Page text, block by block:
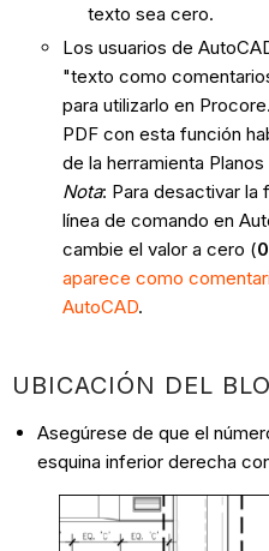
texto sea cero.
Los usuarios de
"texto como
para utilizarlo en
PDF con esta función
de la herramienta
Nota: Para desactivar la
línea de comando en
cambie el valor a cero (0
aparece como
AutoCAD.
UBICACIÓN DEL
Asegúrese de que el
esquina inferior derecha